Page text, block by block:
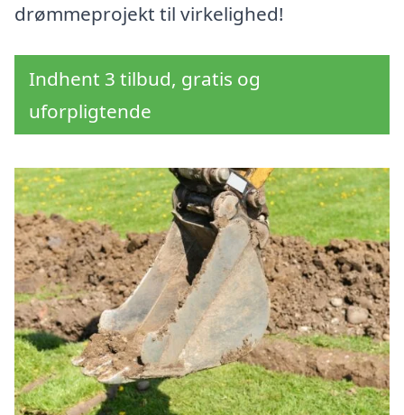
drømmeprojekt til virkelighed!
Indhent 3 tilbud, gratis og
uforpligtende